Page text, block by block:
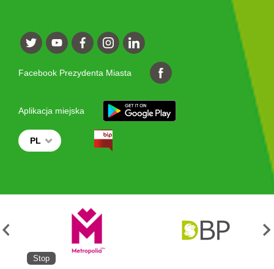
Facebook Prezydenta Miasta
Aplikacja miejska
PL
Stop